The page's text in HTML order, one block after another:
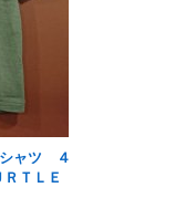
ャツ ４
ＴＬＥ